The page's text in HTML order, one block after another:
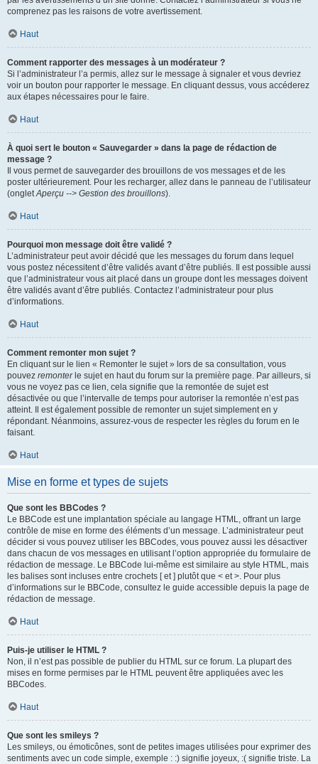
comprenez pas les raisons de votre avertissement.
Haut
Comment rapporter des messages à un modérateur ?
Si l’administrateur l’a permis, allez sur le message à signaler et vous devriez
voir un bouton pour rapporter le message. En cliquant dessus, vous accéderez
aux étapes nécessaires pour le faire.
Haut
À quoi sert le bouton « Sauvegarder » dans la page de rédaction de
message ?
Il vous permet de sauvegarder des brouillons de vos messages et de les
poster ultérieurement. Pour les recharger, allez dans le panneau de l’utilisateur
(ongletAperçu --> Gestion des brouillons).
Haut
Pourquoi mon message doit être validé ?
L’administrateur peut avoir décidé que les messages du forum dans lequel
vous postez nécessitent d’être validés avant d’être publiés. Il est possible aussi
que l’administrateur vous ait placé dans un groupe dont les messages doivent
être validés avant d’être publiés. Contactez l’administrateur pour plus
d’informations.
Haut
Comment remonter mon sujet ?
En cliquant sur le lien « Remonter le sujet » lors de sa consultation, vous
pouvez remonterle sujet en haut du forum sur la première page. Par ailleurs, si
vous ne voyez pas ce lien, cela signifie que la remontée de sujet est
désactivée ou que l’intervalle de temps pour autoriser la remontée n’est pas
atteint. Il est également possible de remonter un sujet simplement en y
répondant. Néanmoins, assurez-vous de respecter les règles du forum en le
faisant.
Haut
Mise en forme et types de sujets
Que sont les BBCodes ?
Le BBCode est une implantation spéciale au langage HTML, offrant un large
contrôle de mise en forme des éléments d’un message. L’administrateur peut
décider si vous pouvez utiliser les BBCodes, vous pouvez aussi les désactiver
dans chacun de vos messages en utilisant l’option appropriée du formulaire de
rédaction de message. Le BBCode lui-même est similaire au style HTML, mais
les balises sont incluses entre crochets [ et ] plutôt que < et >. Pour plus
d’informations sur le BBCode, consultez le guide accessible depuis la page de
rédaction de message.
Haut
Puis-je utiliser le HTML ?
Non, il n’est pas possible de publier du HTML sur ce forum. La plupart des
mises en forme permises par le HTML peuvent être appliquées avec les
BBCodes.
Haut
Que sont les smileys ?
Les smileys, ou émoticônes, sont de petites images utilisées pour exprimer des
sentiments avec un code simple, exemple : :) signifie joyeux, :( signifie triste. La